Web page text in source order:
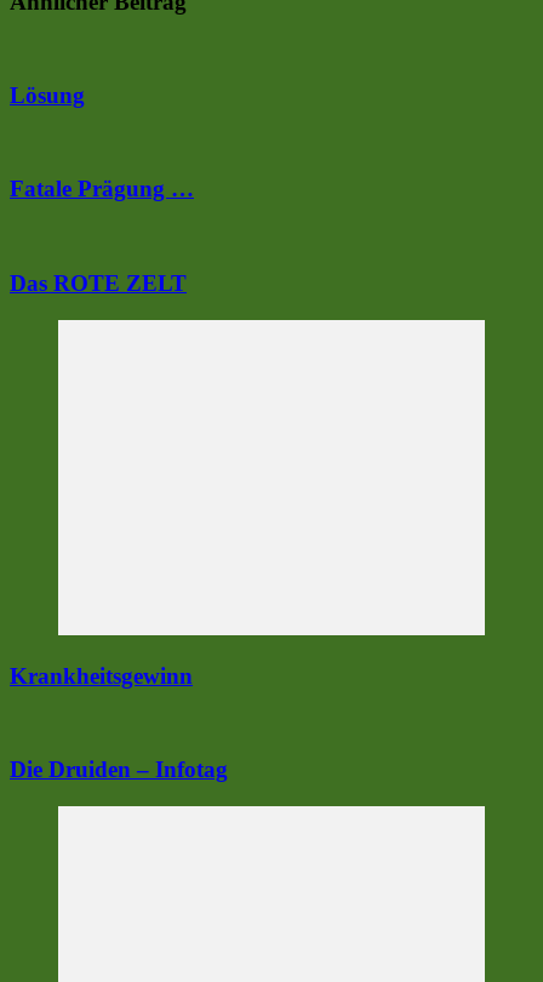
Lösung
Fatale Prägung …
Das ROTE ZELT
Krankheitsgewinn
Die Druiden – Infotag